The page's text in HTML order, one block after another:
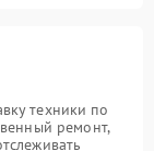
техники по
ремонт,